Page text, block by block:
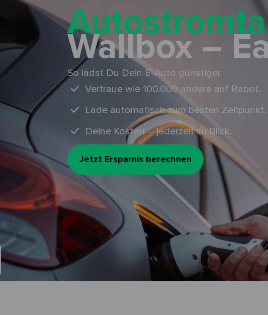
Wallbox –
So lädst Du Dein E-Auto günstiger.
Vertraue wie 100.000 andere auf Rabot.
Lade automatisch zum besten Zeitpunkt.
Deine Kosten – jederzeit im Blick.
Jetzt Ersparnis berechnen